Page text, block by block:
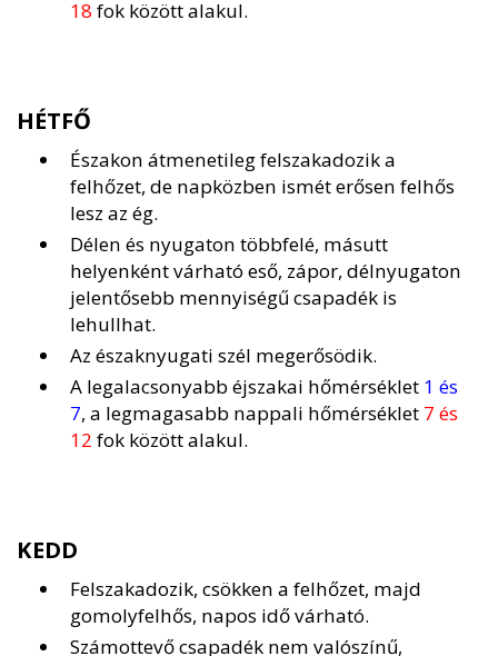
18 fok között alakul.
HÉTFŐ
Északon átmenetileg felszakadozik a
felhőzet, de napközben ismét erősen felhős
lesz az ég.
Délen és nyugaton többfelé, másutt
helyenként várható eső, zápor, délnyugaton
jelentősebb mennyiségű csapadék is
lehullhat.
Az északnyugati szél megerősödik.
A legalacsonyabb éjszakai hőmérséklet 1 és
7, a legmagasabb nappali hőmérséklet 7 és
12 fok között alakul.
KEDD
Felszakadozik, csökken a felhőzet, majd
gomolyfelhős, napos idő várható.
Számottevő csapadék nem valószínű,